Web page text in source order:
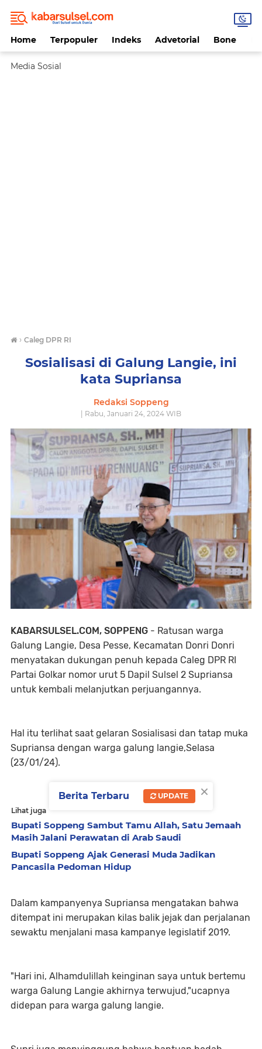
Home Terpopuler Indeks Advetorial Bone
Media Sosial
› Caleg DPR RI
Sosialisasi di Galung Langie, ini
kata Supriansa
Redaksi Soppeng
| Rabu, Januari 24, 2024 WIB
KABARSULSEL.COM, SOPPENG - Ratusan warga
Galung Langie, Desa Pesse, Kecamatan Donri Donri
menyatakan dukungan penuh kepada Caleg DPR RI
Partai Golkar nomor urut 5 Dapil Sulsel 2 Supriansa
untuk kembali melanjutkan perjuangannya.
Hal itu terlihat saat gelaran Sosialisasi dan tatap muka
Supriansa dengan warga galung langie,Selasa
(23/01/24).
Lihat juga
Bupati Soppeng Sambut Tamu Allah, Satu Jemaah
Masih Jalani Perawatan di Arab Saudi
Bupati Soppeng Ajak Generasi Muda Jadikan
Pancasila Pedoman Hidup
Dalam kampanyenya Supriansa mengatakan bahwa
ditempat ini merupakan kilas balik jejak dan perjalanan
sewaktu menjalani masa kampanye legislatif 2019.
"Hari ini, Alhamdulillah keinginan saya untuk bertemu
warga Galung Langie akhirnya terwujud,"ucapnya
didepan para warga galung langie.
×
Berita Terbaru UPDATE